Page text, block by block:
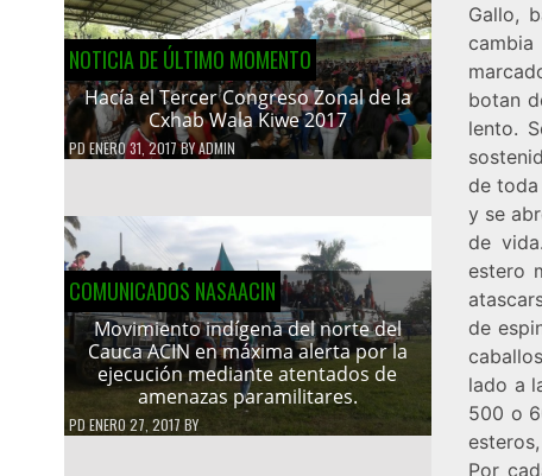
NOTICIA DE ÚLTIMO MOMENTO
Hacía el Tercer Congreso Zonal de la
Cxhab Wala Kiwe 2017
PDENERO 31, 2017BYADMIN
COMUNICADOS NASAACIN
Movimiento indígena del norte del
Cauca ACIN en máxima alerta por la
ejecución mediante atentados de
amenazas paramilitares.
PD ENERO 27, 2017 BY
Gallo,
botan
lento.
de toda
y se
de
estero
de
lado a
500 o
Por